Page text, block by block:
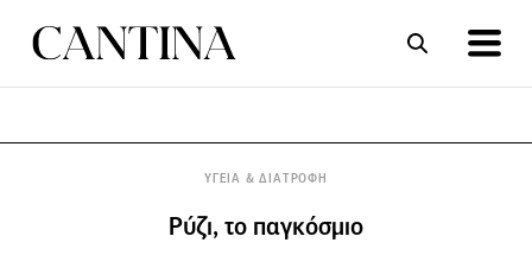
ΥΓΕΙΑ & ΔΙΑΤΡΟΦΗ
Ρύζι, το παγκόσμιο